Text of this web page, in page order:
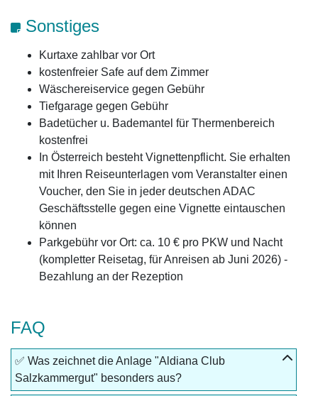
Sonstiges
Kurtaxe zahlbar vor Ort
kostenfreier Safe auf dem Zimmer
Wäschereiservice gegen Gebühr
Tiefgarage gegen Gebühr
Badetücher u. Bademantel für Thermenbereich
kostenfrei
In Österreich besteht Vignettenpflicht. Sie erhalten
mit Ihren Reiseunterlagen vom Veranstalter einen
Voucher, den Sie in jeder deutschen ADAC
Geschäftsstelle gegen eine Vignette eintauschen
können
Parkgebühr vor Ort: ca. 10 € pro PKW und Nacht
(kompletter Reisetag, für Anreisen ab Juni 2026) -
Bezahlung an der Rezeption
FAQ
✅ Was zeichnet die Anlage "Aldiana Club
Salzkammergut" besonders aus?